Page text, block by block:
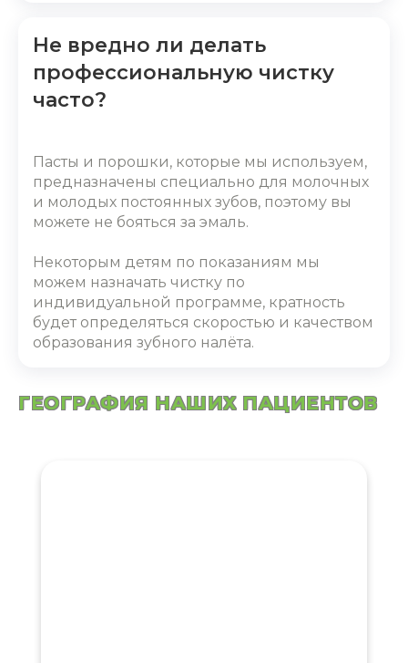
Не вредно ли делать
профессиональную чистку
часто?
Пасты и порошки, которые мы используем,
предназначены специально для молочных
и молодых постоянных зубов, поэтому вы
можете не бояться за эмаль.
Некоторым детям по показаниям мы
можем назначать чистку по
индивидуальной программе, кратность
будет определяться скоростью и качеством
образования зубного налёта.
ГЕОГРАФИЯ НАШИХ ПАЦИЕНТОВ